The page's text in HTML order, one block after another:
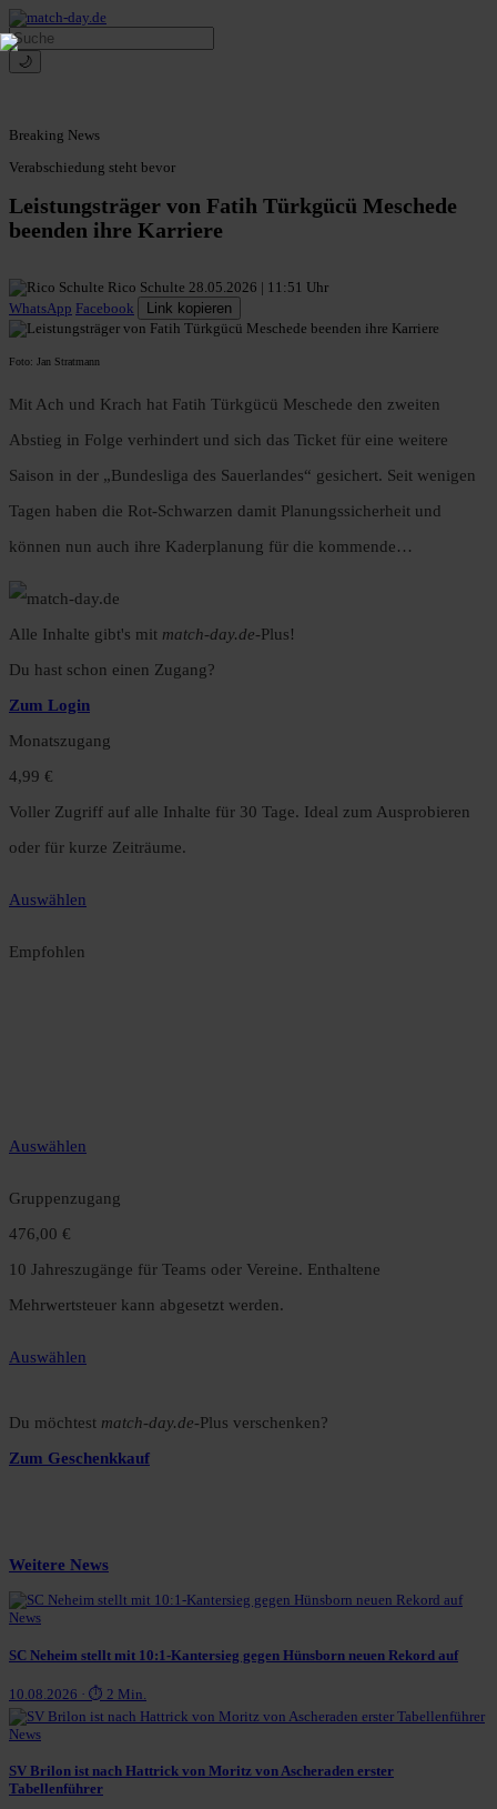
🌙
Breaking News
Verabschiedung steht bevor
Leistungsträger von Fatih Türkgücü Meschede
beenden ihre Karriere
Rico Schulte 28.05.2026 | 11:51 Uhr
WhatsApp Facebook Link kopieren
Foto: Jan Stratmann
Mit Ach und Krach hat Fatih Türkgücü Meschede den zweiten
Abstieg in Folge verhindert und sich das Ticket für eine weitere
Saison in der „Bundesliga des Sauerlandes“ gesichert. Seit wenigen
Tagen haben die Rot-Schwarzen damit Planungssicherheit und
können nun auch ihre Kaderplanung für die kommende…
Alle Inhalte gibt's mit match-day.de-Plus!
Du hast schon einen Zugang?
Zum Login
Monatszugang
4,99 €
Voller Zugriff auf alle Inhalte für 30 Tage. Ideal zum Ausprobieren
oder für kurze Zeiträume.
Auswählen
Empfohlen
Auswählen
Gruppenzugang
476,00 €
10 Jahreszugänge für Teams oder Vereine. Enthaltene
Mehrwertsteuer kann abgesetzt werden.
Auswählen
Du möchtest match-day.de-Plus verschenken?
Zum Geschenkkauf
Weitere News
News
SC Neheim stellt mit 10:1-Kantersieg gegen Hünsborn neuen Rekord auf
10.08.2026 · ⏱ 2 Min.
News
SV Brilon ist nach Hattrick von Moritz von Ascheraden erster
Tabellenführer